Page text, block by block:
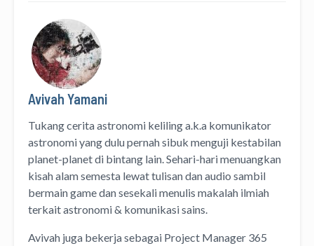
Avivah Yamani
Tukang cerita astronomi kelilinga.k.a komunikator
astronomiyang dulu pernah sibuk menguji kestabilan
planet-planet di bintang lain. Sehari-hari menuangkan
kisah alam semesta lewattulisandanaudio sambil
bermain game dan sesekali menulis makalah ilmiah
terkait astronomi & komunikasi sains.
Avivah juga bekerja sebagai Project Manager 365